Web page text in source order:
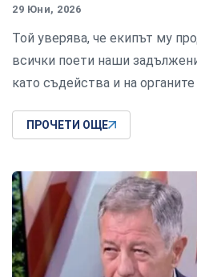
29 Юни, 2026
Той уверява, че екипът му
всички поети наши
като съдейства и на
ПРОЧЕТИ ОЩЕ